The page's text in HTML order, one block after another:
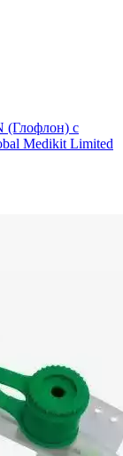
(Глофлон) с
Medikit Limited